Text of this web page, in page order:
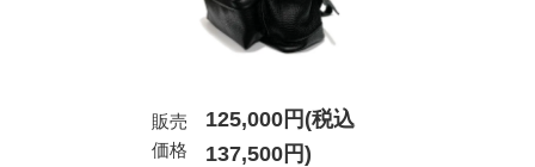
販売
価格
125,000円(税込
137,500円)